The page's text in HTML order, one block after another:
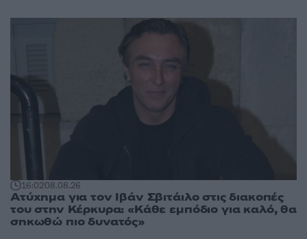
16:0208.08.26
Ατύχημα για τον Ιβάν Σβιτάιλο στις διακοπές
του στην Κέρκυρα: «Κάθε εμπόδιο για καλό, θα
σηκωθώ πιο δυνατός»